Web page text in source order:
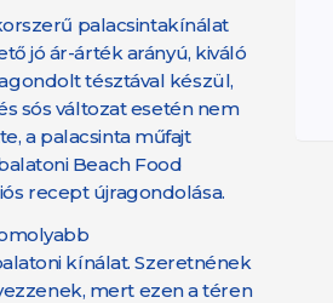
palacsintakínálat
jó ár-árték arányú, kiváló
tésztával készül,
sós változat esetén nem
a palacsinta műfajt
Beach Food
recept újragondolása.
kínálat. Szeretnének
mert ezen a téren